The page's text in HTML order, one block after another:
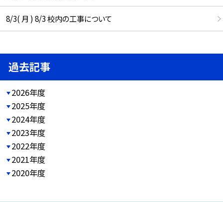
8/3( 月 ) 8/3 校内の工事について
過去記事
2026年度
2025年度
2024年度
2023年度
2022年度
2021年度
2020年度